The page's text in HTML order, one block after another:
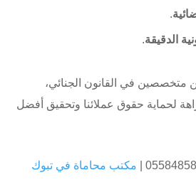
.
الدقيقة.
متخصصين في القانون الجنائي،
لحماية حقوق عملائنا وتحقيق أفضل
مكتب محاماة في تبوك